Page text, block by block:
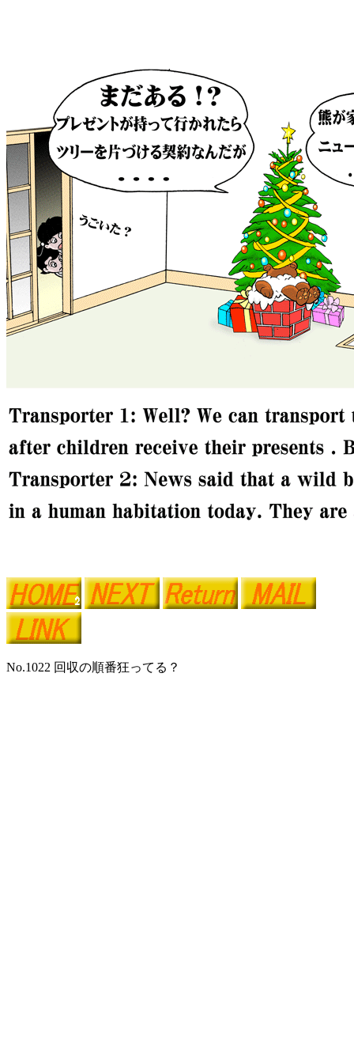
No.1022 回収の順番狂ってる？